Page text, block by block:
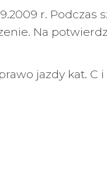
r. Podczas
Na
jazdy kat.